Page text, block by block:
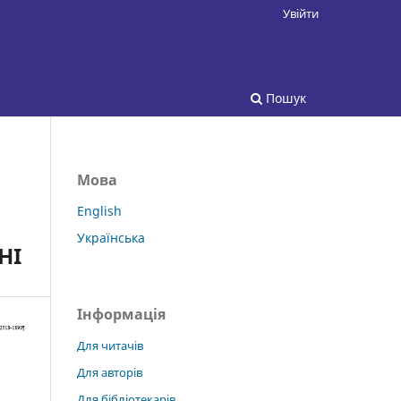
Пошук
Увійти
Мова
English
Українська
Інформація
Для читачів
Для авторів